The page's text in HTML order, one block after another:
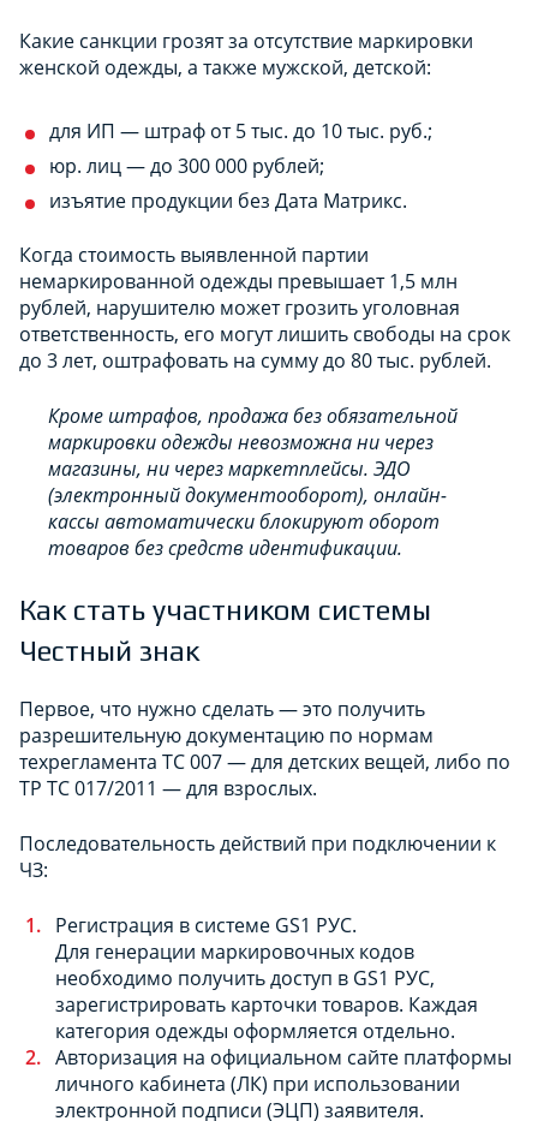
Какие санкции грозят за отсутствие маркировки
женской одежды, а также мужской, детской:
для ИП — штраф от 5 тыс. до 10 тыс. руб.;
юр. лиц — до 300 000 рублей;
изъятие продукции без Дата Матрикс.
Когда стоимость выявленной партии
немаркированной одежды превышает 1,5 млн
рублей, нарушителю может грозить уголовная
ответственность, его могут лишить свободы на срок
до 3 лет, оштрафовать на сумму до 80 тыс. рублей.
Кроме штрафов, продажа без обязательной
маркировки одежды невозможна ни через
магазины, ни через маркетплейсы. ЭДО
(электронный документооборот), онлайн-
кассы автоматически блокируют оборот
товаров без средств идентификации.
Как стать участником системы
Честный знак
Первое, что нужно сделать — это получить
разрешительную документацию по нормам
техрегламента ТС 007 — для детских вещей, либо по
ТР ТС 017/2011 — для взрослых.
Последовательность действий при подключении к
ЧЗ:
Регистрация в системе GS1 РУС.
Для генерации маркировочных кодов
необходимо получить доступ в GS1 РУС,
зарегистрировать карточки товаров. Каждая
категория одежды оформляется отдельно.
Авторизация на официальном сайте платформы
личного кабинета (ЛК) при использовании
электронной подписи (ЭЦП) заявителя.